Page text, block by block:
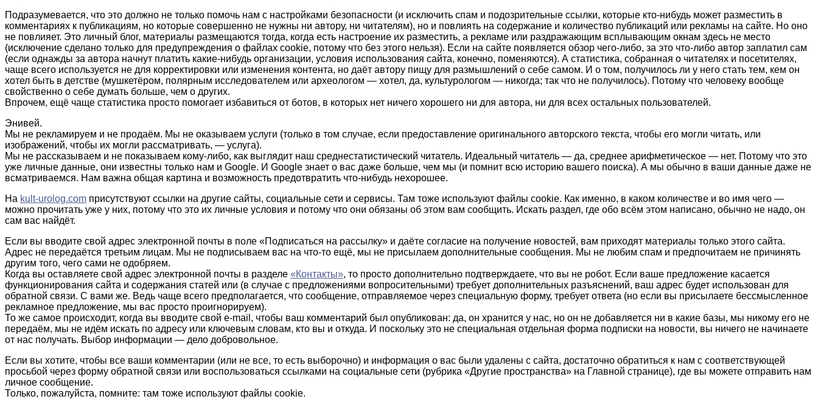
Подразумевается, что это должно не только помочь нам с настройками безопасности (и исключить спам и подозрительные ссылки, которые кто-нибудь может разместить в
комментариях к публикациям, но которые совершенно не нужны ни автору, ни читателям), но и повлиять на содержание и количество публикаций или рекламы на сайте. Но оно
не повлияет. Это личный блог, материалы размещаются тогда, когда есть настроение их разместить, а рекламе или раздражающим всплывающим окнам здесь не место
(исключение сделано только для предупреждения о файлах cookie, потому что без этого нельзя). Если на сайте появляется обзор чего-либо, за это что-либо автор заплатил сам
(если однажды за автора начнут платить какие-нибудь организации, условия использования сайта, конечно, поменяются). А статистика, собранная о читателях и посетителях,
чаще всего используется не для корректировки или изменения контента, но даёт автору пищу для размышлений о себе самом. И о том, получилось ли у него стать тем, кем он
хотел быть в детстве (мушкетёром, полярным исследователем или археологом — хотел, да, культурологом — никогда; так что не получилось). Потому что человеку вообще
свойственно о себе думать больше, чем о других.
Впрочем, ещё чаще статистика просто помогает избавиться от ботов, в которых нет ничего хорошего ни для автора, ни для всех остальных пользователей.
Энивей.
Мы не рекламируем и не продаём. Мы не оказываем услуги (только в том случае, если предоставление оригинального авторского текста, чтобы его могли читать, или
изображений, чтобы их могли рассматривать, — услуга).
Мы не рассказываем и не показываем кому-либо, как выглядит наш среднестатистический читатель. Идеальный читатель — да, среднее арифметическое — нет. Потому что это
уже личные данные, они известны только нам и Google. И Google знает о вас даже больше, чем мы (и помнит всю историю вашего поиска). А мы обычно в ваши данные даже не
всматриваемся. Нам важна общая картина и возможность предотвратить что-нибудь нехорошее.
На kult-urolog.com присутствуют ссылки на другие сайты, социальные сети и сервисы. Там тоже используют файлы cookie. Как именно, в каком количестве и во имя чего —
можно прочитать уже у них, потому что это их личные условия и потому что они обязаны об этом вам сообщить. Искать раздел, где обо всём этом написано, обычно не надо, он
сам вас найдёт.
Если вы вводите свой адрес электронной почты в поле «Подписаться на рассылку» и даёте согласие на получение новостей, вам приходят материалы только этого сайта.
Адрес не передаётся третьим лицам. Мы не подписываем вас на что-то ещё, мы не присылаем дополнительные сообщения. Мы не любим спам и предпочитаем не причинять
другим того, чего сами не одобряем.
Когда вы оставляете свой адрес электронной почты в разделе «Контакты», то просто дополнительно подтверждаете, что вы не робот. Если ваше предложение касается
функционирования сайта и содержания статей или (в случае с предложениями вопросительными) требует дополнительных разъяснений, ваш адрес будет использован для
обратной связи. С вами же. Ведь чаще всего предполагается, что сообщение, отправляемое через специальную форму, требует ответа (но если вы присылаете бессмысленное
рекламное предложение, мы вас просто проигнорируем).
То же самое происходит, когда вы вводите свой e-mail, чтобы ваш комментарий был опубликован: да, он хранится у нас, но он не добавляется ни в какие базы, мы никому его не
передаём, мы не идём искать по адресу или ключевым словам, кто вы и откуда. И поскольку это не специальная отдельная форма подписки на новости, вы ничего не начинаете
от нас получать. Выбор информации — дело добровольное.
Если вы хотите, чтобы все ваши комментарии (или не все, то есть выборочно) и информация о вас были удалены с сайта, достаточно обратиться к нам с соответствующей
просьбой через форму обратной связи или воспользоваться ссылками на социальные сети (рубрика «Другие пространства» на Главной странице), где вы можете отправить нам
личное сообщение.
Только, пожалуйста, помните: там тоже используют файлы cookie.